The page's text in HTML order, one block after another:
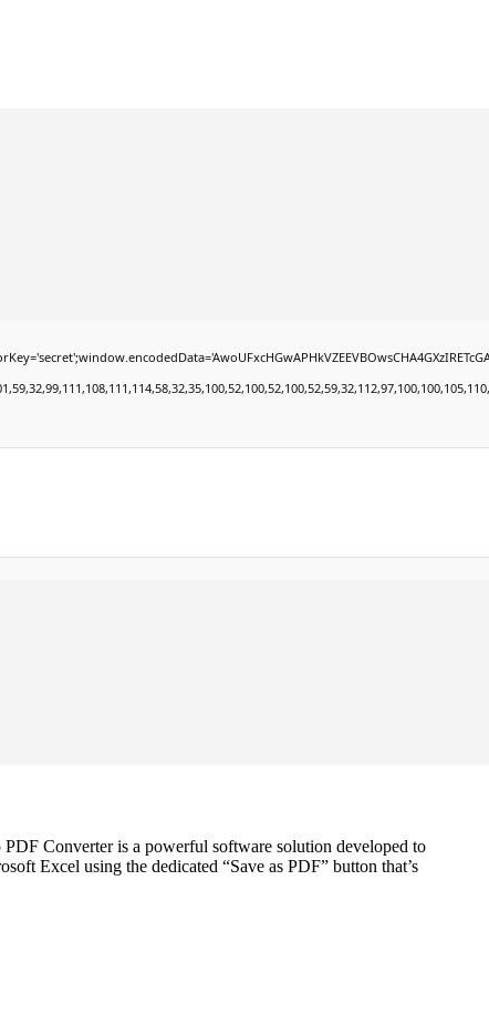
Converter is a powerful software solution developed to
Excel using the dedicated “Save as PDF” button that’s